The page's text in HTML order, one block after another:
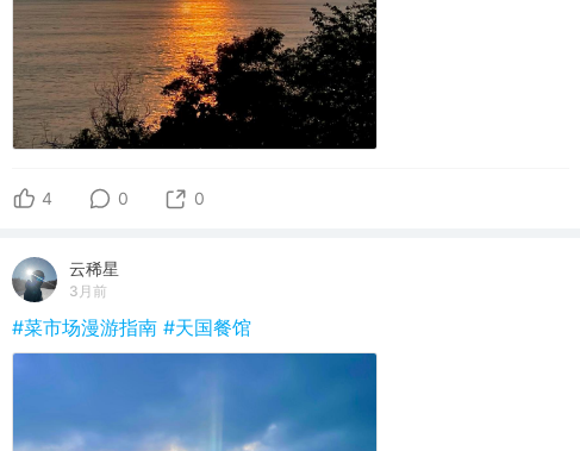
4 0 0
云稀星
3月前
#菜市场漫游指南 #天国餐馆